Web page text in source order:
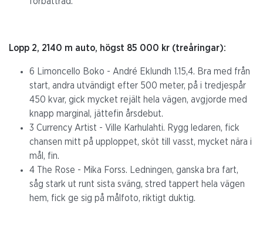
Lopp 2, 2140 m auto, högst 85 000 kr (treåringar):
6 Limoncello Boko - André Eklundh 1.15,4. Bra med från
start, andra utvändigt efter 500 meter, på i tredjespår
450 kvar, gick mycket rejält hela vägen, avgjorde med
knapp marginal, jättefin årsdebut.
3 Currency Artist - Ville Karhulahti. Rygg ledaren, fick
chansen mitt på upploppet, sköt till vasst, mycket nära i
mål, fin.
4 The Rose - Mika Forss. Ledningen, ganska bra fart,
såg stark ut runt sista sväng, stred tappert hela vägen
hem, fick ge sig på målfoto, riktigt duktig.